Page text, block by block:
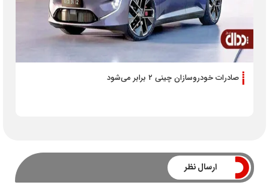
صادرات خودروسازان چینی ۲ برابر می‌شود
ارسال نظر